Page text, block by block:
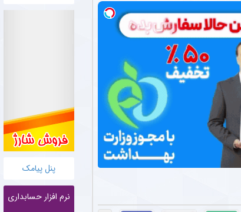
پنل پیامک
نرم افزار حسابداری